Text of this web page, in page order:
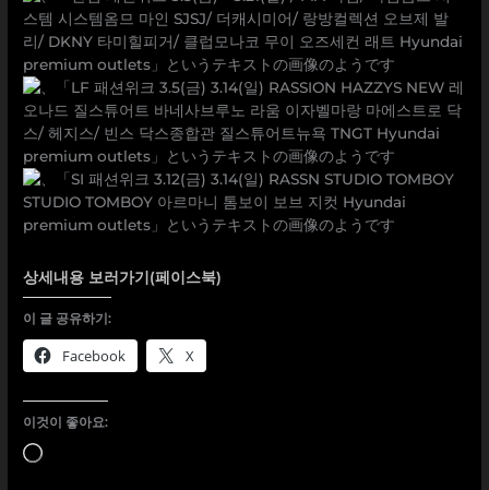
상세내용 보러가기(페이스북)
이 글 공유하기:
Facebook X
이것이 좋아요:
로